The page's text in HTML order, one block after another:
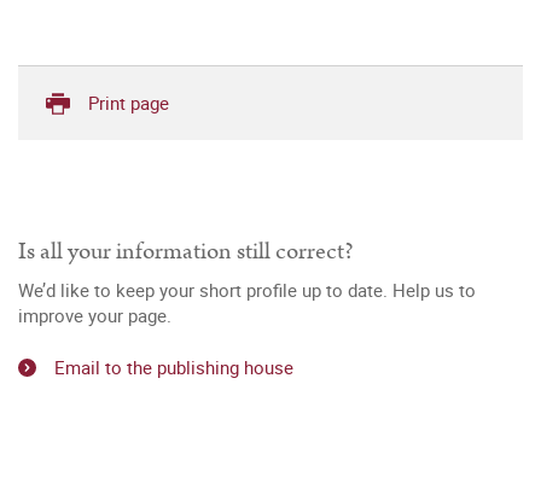
Print page
Is all your information still correct?
We’d like to keep your short profile up to date. Help us to
improve your page.
Email to the publishing house